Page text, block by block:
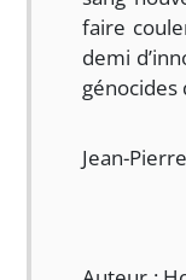
faire
demi
génocides
Jean-